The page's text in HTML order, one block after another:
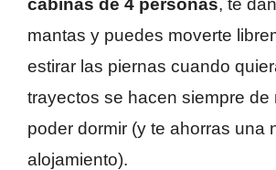
cabinas de 4 personas, te
mantas y puedes moverte
estirar las piernas cuando
trayectos se hacen siempre de
poder dormir (y te ahorras una
alojamiento).